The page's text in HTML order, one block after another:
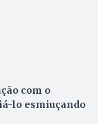
com o
lo esmiuçando